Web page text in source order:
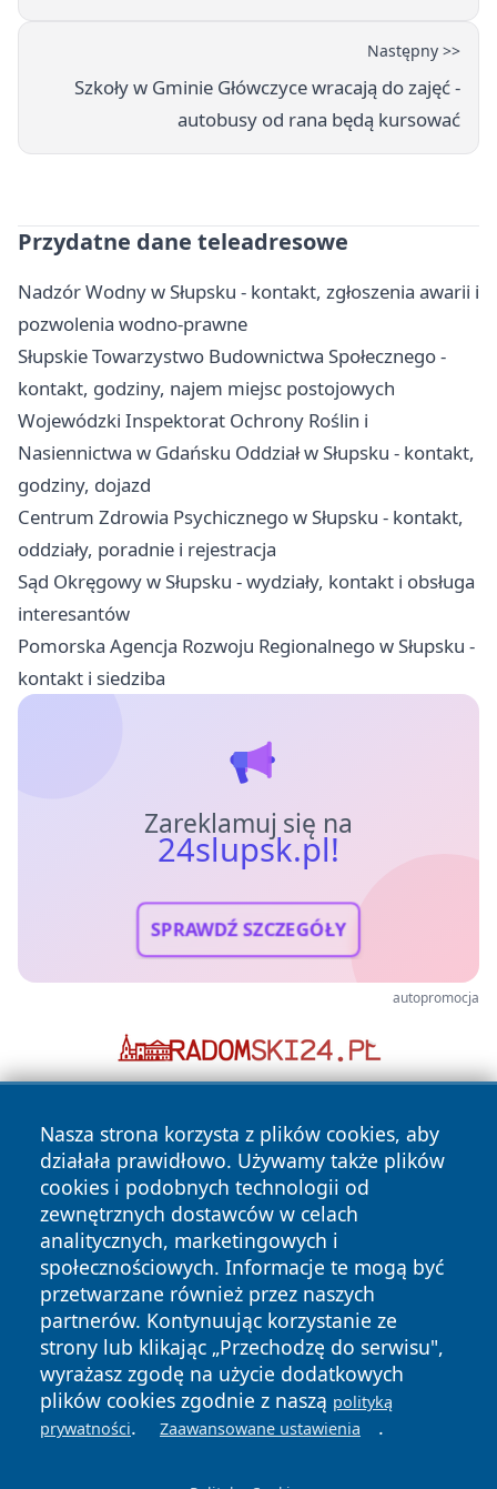
Następny >>
Szkoły w Gminie Główczyce wracają do zajęć -
autobusy od rana będą kursować
Przydatne dane teleadresowe
Nadzór Wodny w Słupsku - kontakt, zgłoszenia awarii i
pozwolenia wodno-prawne
Słupskie Towarzystwo Budownictwa Społecznego -
kontakt, godziny, najem miejsc postojowych
Wojewódzki Inspektorat Ochrony Roślin i
Nasiennictwa w Gdańsku Oddział w Słupsku - kontakt,
godziny, dojazd
Centrum Zdrowia Psychicznego w Słupsku - kontakt,
oddziały, poradnie i rejestracja
Sąd Okręgowy w Słupsku - wydziały, kontakt i obsługa
interesantów
Pomorska Agencja Rozwoju Regionalnego w Słupsku -
kontakt i siedziba
Zareklamuj się na
24slupsk.pl!
SPRAWDŹ SZCZEGÓŁY
autopromocja
Nasza strona korzysta z plików cookies, aby
działała prawidłowo. Używamy także plików
cookies i podobnych technologii od
zewnętrznych dostawców w celach
analitycznych, marketingowych i
społecznościowych. Informacje te mogą być
przetwarzane również przez naszych
partnerów. Kontynuując korzystanie ze
strony lub klikając „Przechodzę do serwisu",
wyrażasz zgodę na użycie dodatkowych
plików cookies zgodnie z naszą polityką
prywatności. Zaawansowane ustawienia .
Copyright © 2026 24slupsk.pl Wszystkie prawa zastrzeżone.
News Autorzy
Polityka
Prywatności
Polityka
Cookies